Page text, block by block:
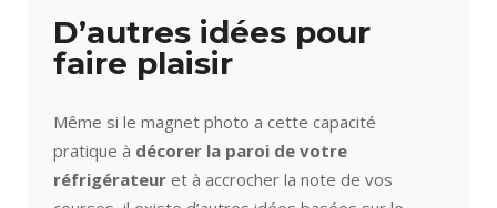
D’autres idées pour
faire plaisir
Même si le magnet photo a cette capacité
pratique à décorer la paroi de votre
réfrigérateur et à accrocher la note de vos